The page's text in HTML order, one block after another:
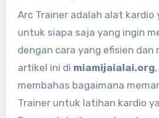
Arc Trainer adalah alat kardio
untuk siapa saja yang ingin
dengan cara yang efisien dan
artikel ini di miamijaialai.org
membahas bagaimana
Trainer untuk latihan kardio